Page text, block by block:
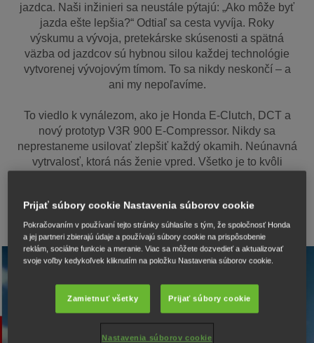
jazdca. Naši inžinieri sa neustále pýtajú: „Ako môže byť
jazda ešte lepšia?“ Odtiaľ sa cesta vyvíja. Roky
výskumu a vývoja, pretekárske skúsenosti a spätná
väzba od jazdcov sú hybnou silou každej technológie
vytvorenej vývojovým tímom. To sa nikdy neskončí – a
ani my nepoľavíme.
To viedlo k vynálezom, ako je Honda E-Clutch, DCT a
nový prototyp V3R 900 E-Compressor. Nikdy sa
neprestaneme usilovať zlepšiť každý okamih. Neúnavná
vytrvalosť, ktorá nás ženie vpred. Všetko je to kvôli
Watch the video
Prijať súbory cookie Nastavenia súborov cookie
Pokračovaním v používaní tejto stránky súhlasíte s tým, že spoločnosť Honda
a jej partneri zbierajú údaje a používajú súbory cookie na prispôsobenie
reklám, sociálne funkcie a meranie. Viac sa môžete dozvedieť a aktualizovať
svoje voľby kedykoľvek kliknutím na položku Nastavenia súborov cookie.
Zamietnuť všetky Prijať súbory cookie
Nastavenia súborov cookie